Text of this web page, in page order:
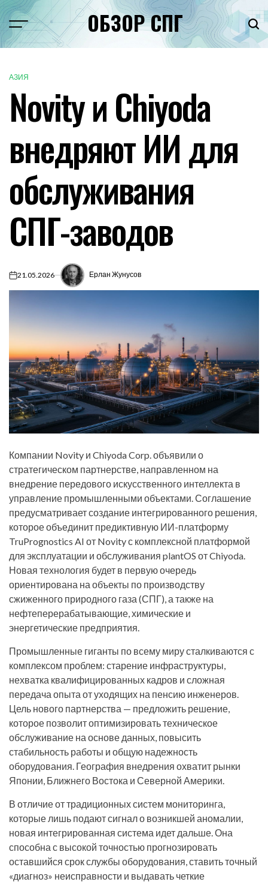
Перейти
к
содержимому
Меню ОБЗОР СПГ
ОПУБЛИКОВАНО
В
АЗИЯ
Novity и Chiyoda
внедряют ИИ для
обслуживания
СПГ-заводов
on21.05.2026 Ерлан Жунусов
Компании Novity и Chiyoda Corp. объявили о
стратегическом партнерстве, направленном на
внедрение передового искусственного интеллекта в
управление промышленными объектами. Соглашение
предусматривает создание интегрированного решения,
которое объединит предиктивную ИИ-платформу
TruPrognostics AI от Novity с комплексной платформой
для эксплуатации и обслуживания plantOS от Chiyoda.
Новая технология будет в первую очередь
ориентирована на объекты по производству
сжиженного природного газа (СПГ), а также на
нефтеперерабатывающие, химические и
энергетические предприятия.
Промышленные гиганты по всему миру сталкиваются с
комплексом проблем: старение инфраструктуры,
нехватка квалифицированных кадров и сложная
передача опыта от уходящих на пенсию инженеров.
Цель нового партнерства — предложить решение,
которое позволит оптимизировать техническое
обслуживание на основе данных, повысить
стабильность работы и общую надежность
оборудования. География внедрения охватит рынки
Японии, Ближнего Востока и Северной Америки.
В отличие от традиционных систем мониторинга,
которые лишь подают сигнал о возникшей аномалии,
новая интегрированная система идет дальше. Она
способна с высокой точностью прогнозировать
оставшийся срок службы оборудования, ставить точный
«диагноз» неисправности и выдавать четкие